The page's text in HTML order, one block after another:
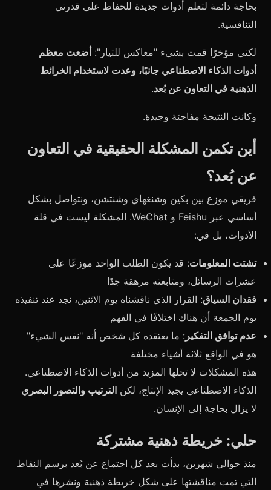
بحاجة دائمة لتعلم أدوات جديدة للحفاظ على قدرتي
التنافسية.
لكني مؤخرًا قمت بشيء "معاكس للتيار": أضعت معظم
أدوات الذكاء الاصطناعي جانبًا، وعدت لاستخدام الخرائط
الذهنية في التعاون عن بُعد.
وكانت النتيجة مفاجئة وجيدة.
أين تكمن المشكلة الحقيقية في التعاون
عن بُعد؟
فريقي موزع بين بكين وشنغهاي وشنتشن، ونتواصل بشكل
أساسي عبر Feishu و WeChat. المشكلة ليست في قلة
الأدوات، بل في:
تشتت المعلومات: قد يكون الطلب الواحد موزعًا على
عشرات الرسائل، ومتابعته مرهقة جدًا
فقدان السياق: القرار الذي ناقشناه يوم الاثنين، نجد عند تنفيذه
يوم الجمعة أن هناك اختلافًا في الفهم
عدم توافق التفكير : ما يعتقده كل شخص أنه "نفس الشيء"
هو في الواقع ثلاثة أشياء مختلفة
هذه المشكلات لا تحلها المزيد من أدوات الذكاء الاصطناعي.
الذكاء الاصطناعي يجيد الإنتاج، لكن الترتيب والتصور البصري
لا يزال بحاجة إلى الإنسان.
حلي: خريطة ذهنية مشتركة
منذ حوالي شهرين، بدأت بعد كل اجتماع عن بُعد برسم النقاط
التي تمت مناقشتها على شكل خريطة ذهنية ونشرها في